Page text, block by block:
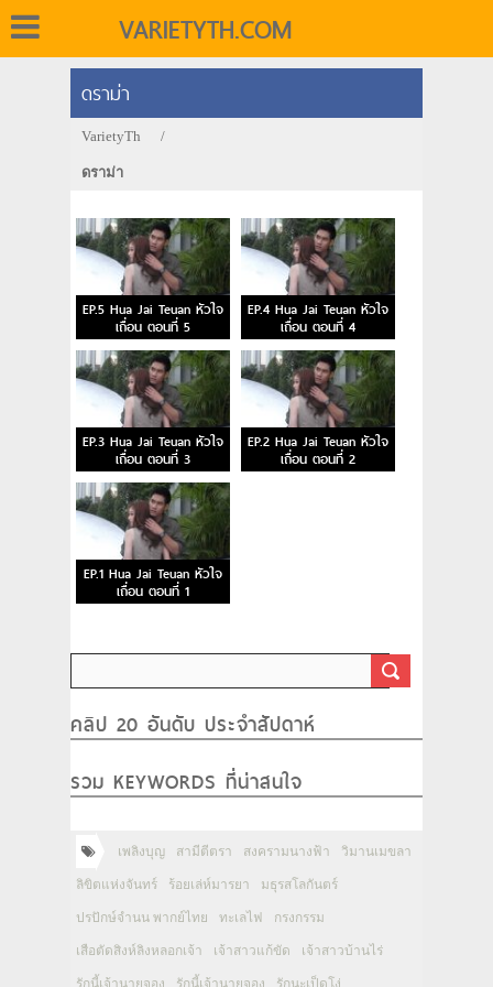
VARIETYTH.COM
ดราม่า
VarietyTh /
ดราม่า
EP.5 Hua Jai Teuan หัวใจ
เถื่อน ตอนที่ 5
EP.4 Hua Jai Teuan หัวใจ
เถื่อน ตอนที่ 4
EP.3 Hua Jai Teuan หัวใจ
เถื่อน ตอนที่ 3
EP.2 Hua Jai Teuan หัวใจ
เถื่อน ตอนที่ 2
EP.1 Hua Jai Teuan หัวใจ
เถื่อน ตอนที่ 1
คลิป 20 อันดับ ประจำสัปดาห์
รวม KEYWORDS ที่น่าสนใจ
เพลิงบุญ สามีตีตรา สงครามนางฟ้า วิมานเมขลา
ลิขิตแห่งจันทร์ ร้อยเล่ห์มารยา มธุรสโลกันตร์
ปรปักษ์จำนน พากย์ไทย ทะเลไฟ กรงกรรม
เสือตัดสิงห์ลิงหลอกเจ้า เจ้าสาวแก้ขัด เจ้าสาวบ้านไร่
รักนี้เจ้านายจอง รักนี้เจ้านายจอง รักนะเป็ดโง่